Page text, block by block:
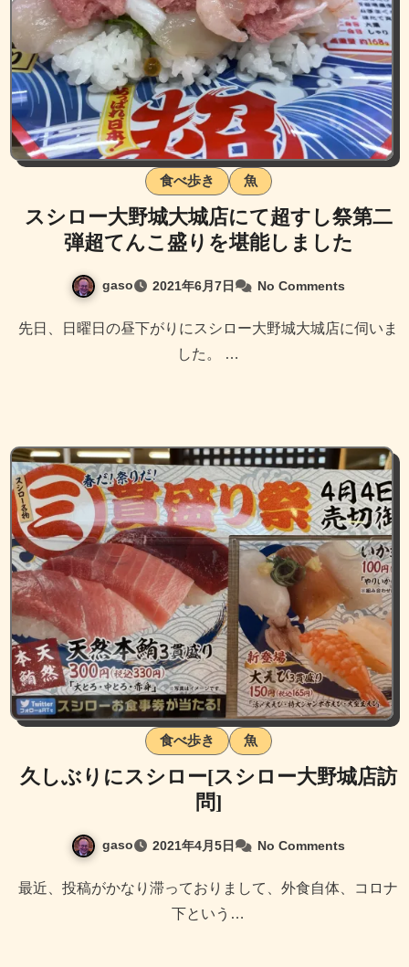
食べ歩き 魚
スシロー大野城大城店にて超すし祭第二
弾超てんこ盛りを堪能しました
gaso 2021年6月7日 No Comments
先日、日曜日の昼下がりにスシロー大野城大城店に伺いま
した。 …
食べ歩き 魚
久しぶりにスシロー[スシロー大野城店訪
問]
gaso 2021年4月5日 No Comments
最近、投稿がかなり滞っておりまして、外食自体、コロナ
下という…